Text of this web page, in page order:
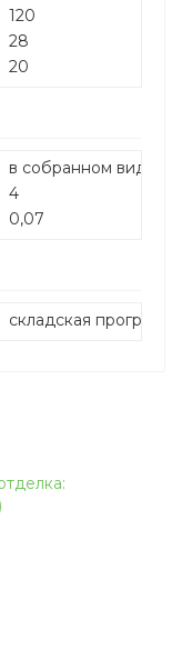
120
28
20
в собранном виде
4
0,07
складская программа